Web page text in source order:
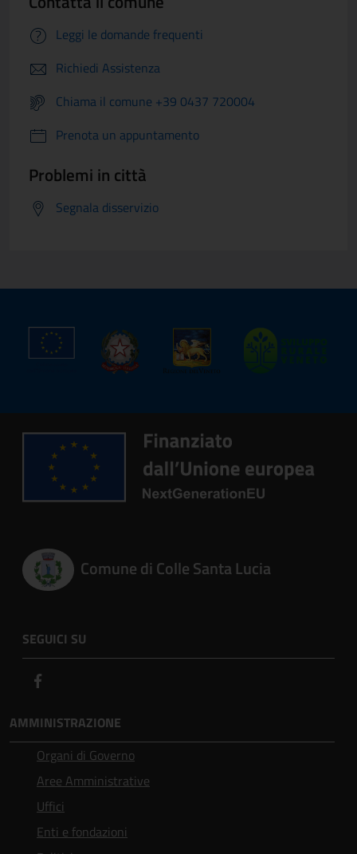
Leggi le domande frequenti
Richiedi Assistenza
Chiama il comune +39 0437 720004
Prenota un appuntamento
Problemi in città
Segnala disservizio
Comune di Colle Santa Lucia
SEGUICI SU
AMMINISTRAZIONE
Organi di Governo
Aree Amministrative
Uffici
Enti e fondazioni